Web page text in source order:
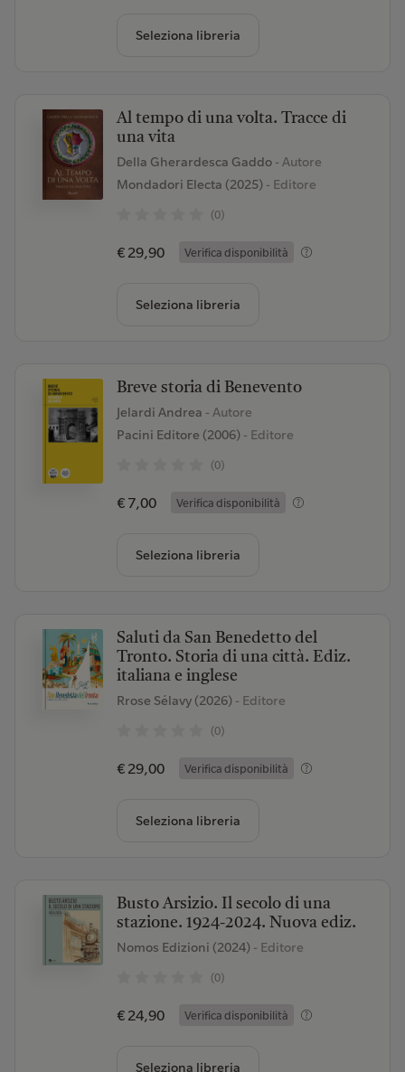
Seleziona libreria
Al tempo di una volta. Tracce di
una vita
Della Gherardesca Gaddo - Autore
Mondadori Electa (2025)- Editore
(0)
€ 29,90 Verifica disponibilità
Seleziona libreria
Breve storia di Benevento
Jelardi Andrea - Autore
Pacini Editore (2006)- Editore
(0)
€ 7,00 Verifica disponibilità
Seleziona libreria
Saluti da San Benedetto del
Tronto. Storia di una città. Ediz.
italiana e inglese
Rrose Sélavy (2026)- Editore
(0)
€ 29,00 Verifica disponibilità
Seleziona libreria
Busto Arsizio. Il secolo di una
stazione. 1924-2024. Nuova ediz.
Nomos Edizioni (2024)- Editore
(0)
€ 24,90 Verifica disponibilità
Seleziona libreria